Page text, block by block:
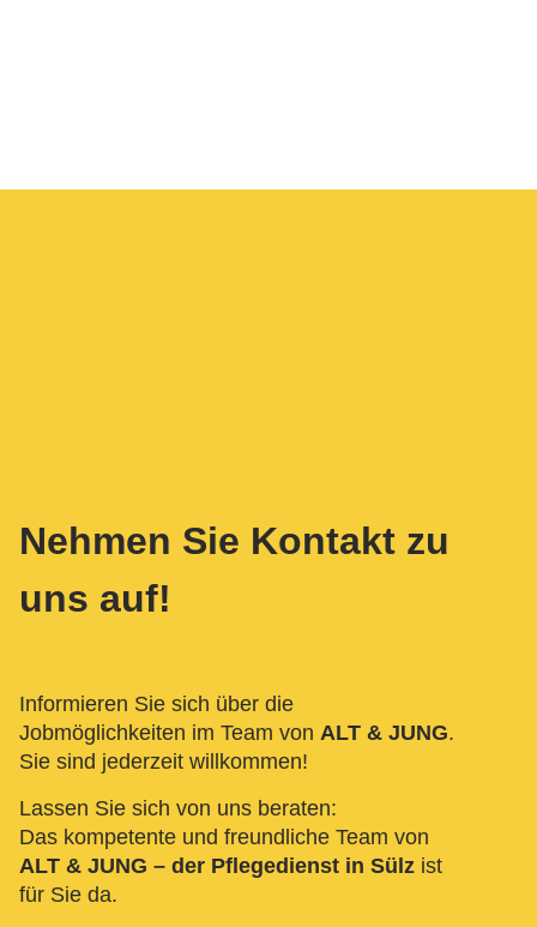
Nehmen Sie Kontakt zu
uns auf!
Informieren Sie sich über die
Jobmöglichkeiten im Team von ALT & JUNG.
Sie sind jederzeit willkommen!
Lassen Sie sich von uns beraten:
Das kompetente und freundliche Team von
ALT & JUNG – der Pflegedienst in Sülz ist
für Sie da.